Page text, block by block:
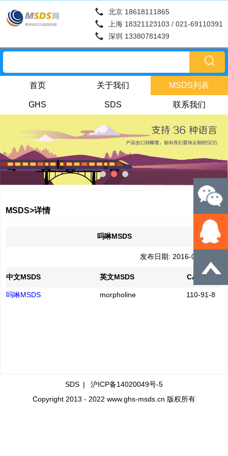
北京 18618111865
上海 18321123103 / 021-69110391
深圳 13380781439
首页 关于我们 MSDS列表
GHS SDS 联系我们
MSDS>详情
吗啉MSDS
发布日期: 2016-04-21
中文MSDS 英文MSDS CAS No.
吗啉MSDS morpholine 110-91-8
SDS | 沪ICP备14020049号-5
Copyright 2013 - 2022 www.ghs-msds.cn 版权所有